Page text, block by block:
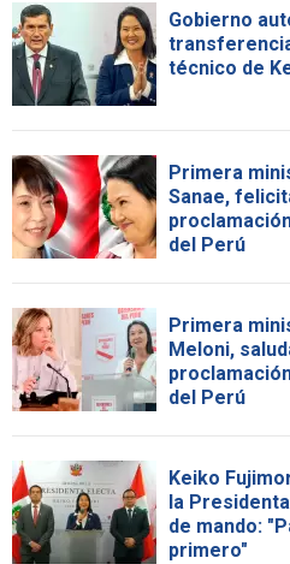
Gobierno
técnico de
Primera
Sanae,
del Perú
Primera
Meloni,
del Perú
Keiko
la
de mando:
primero"